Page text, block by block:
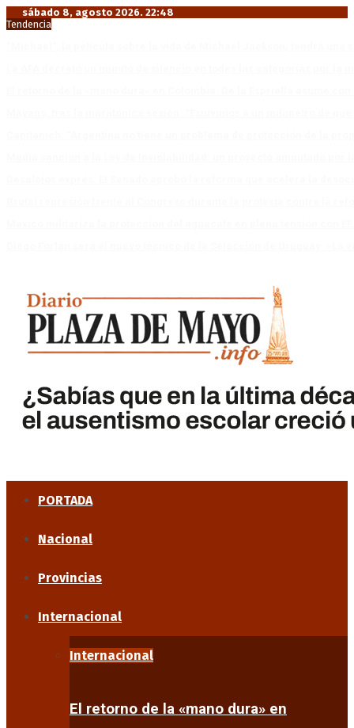
sábado 8, agosto 2026. 22:48
Tendencia
PORTADA
Nacional
Provincias
Internacional
Internacional
El retorno de la «mano dura» en